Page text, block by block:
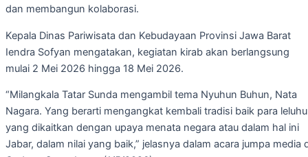
dan membangun kolaborasi.
Kepala Dinas Pariwisata dan Kebudayaan Provinsi Jawa Barat
Iendra Sofyan mengatakan, kegiatan kirab akan berlangsung
mulai 2 Mei 2026 hingga 18 Mei 2026.
“Milangkala Tatar Sunda mengambil tema Nyuhun Buhun, Nata
Nagara. Yang berarti mengangkat kembali tradisi baik para
yang dikaitkan dengan upaya menata negara atau dalam hal ini
Jabar, dalam nilai yang baik,” jelasnya dalam acara jumpa media